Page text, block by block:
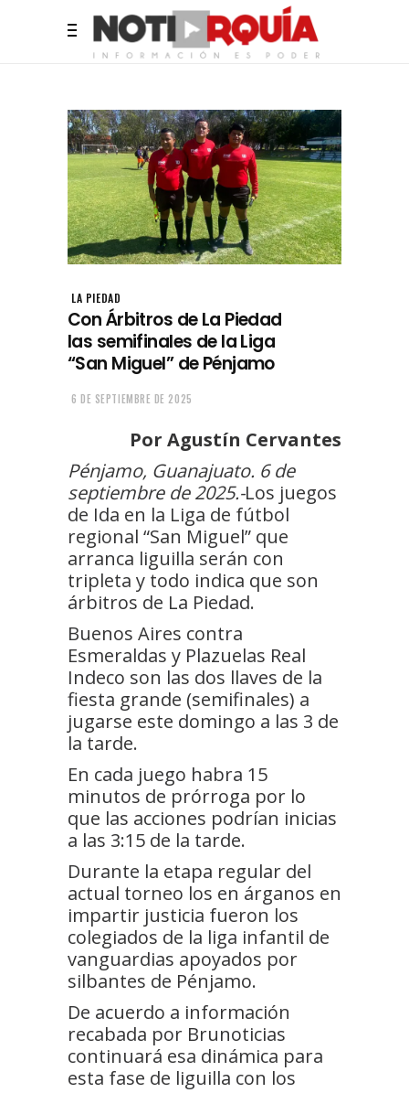
LA PIEDAD
Con Árbitros de La Piedad
las semifinales de la Liga
“San Miguel” de Pénjamo
6 DE SEPTIEMBRE DE 2025
Por Agustín Cervantes
Pénjamo, Guanajuato. 6 de
septiembre de 2025.-Los juegos
de Ida en la Liga de fútbol
regional “San Miguel” que
arranca liguilla serán con
tripleta y todo indica que son
árbitros de La Piedad.
Buenos Aires contra
Esmeraldas y Plazuelas Real
Indeco son las dos llaves de la
fiesta grande (semifinales) a
jugarse este domingo a las 3 de
la tarde.
En cada juego habra 15
minutos de prórroga por lo
que las acciones podrían inicias
a las 3:15 de la tarde.
Durante la etapa regular del
actual torneo los en árganos en
impartir justicia fueron los
colegiados de la liga infantil de
vanguardias apoyados por
silbantes de Pénjamo.
De acuerdo a información
recabada por Brunoticias
continuará esa dinámica para
esta fase de liguilla con los